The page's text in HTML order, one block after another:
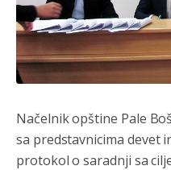
Načelnik opštine Pale
sa predstavnicima devet
protokol o saradnji sa